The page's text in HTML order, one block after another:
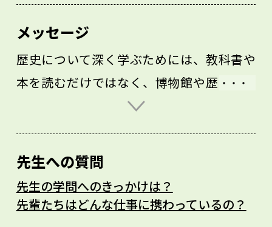
メッセージ
歴史について深く学ぶためには、教科書や
本を読むだけではなく、博物館や歴史の舞
台になった場所を訪れることがとても大切
に流れる空気を感じたりすることは、想像
力の源泉にもなります。
特におすすめしたいのは博物館です。博物
先生への質問
先生の学問へのきっかけは？
先輩たちはどんな仕事に携わっているの？